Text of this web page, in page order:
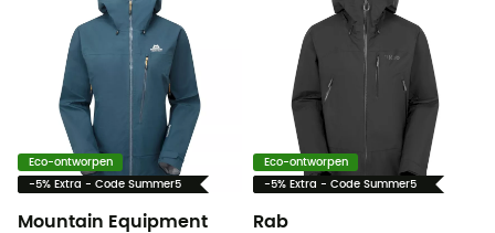
Eco-ontworpen
-5% Extra - Code Summer5
Mountain Equipment
Eco-ontworpen
-5% Extra - Code Summer5
Rab